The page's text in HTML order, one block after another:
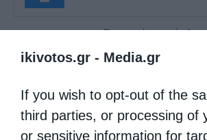
ikivotos.gr - Media.gr
If you wish to opt-out of the
third parties, or processing of
or sensitive information for
Προηγούμενο άρθρο
Για να γίνεις πιστός, πρέπει πρώτα να
Γράφει ο π. Αντώνιος
Επόμενο άρθρο
Συνάντηση κατασκηνωτών στον Άγιο
πρωτοβουλία του